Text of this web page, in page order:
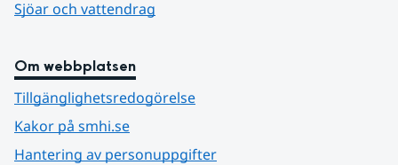
Sjöar och vattendrag
Om webbplatsen
Tillgänglighetsredogörelse
Kakor på smhi.se
Hantering av personuppgifter